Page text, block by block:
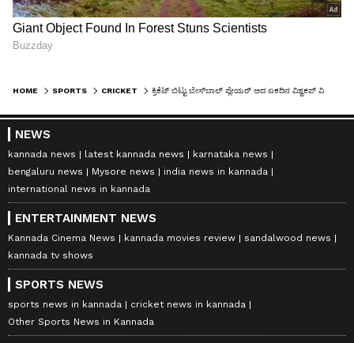
HOME SPORTS CRICKET
NEWS
kannada news latest kannada news
karnataka news
bengaluru news
Mysore news
india news in kannada
international news in kannada
ENTERTAINMENT NEWS
Kannada Cinema News kannada movies review
sandalwood news
kannada tv shows
SPORTS NEWS
sports news in kannada
cricket news in kannada
Other Sports News in Kannada